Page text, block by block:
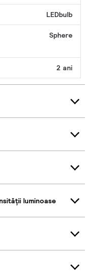
LEDbulb
Sphere
2 ani
luminoase